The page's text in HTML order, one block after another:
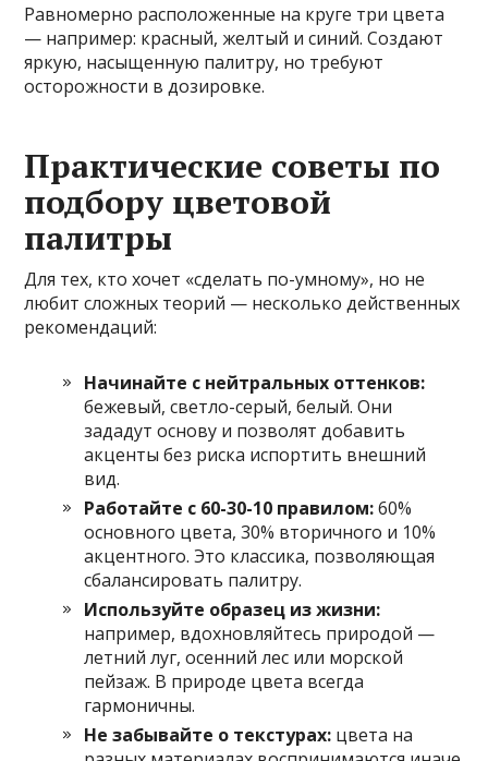
Равномерно расположенные на круге три цвета
— например: красный, желтый и синий. Создают
яркую, насыщенную палитру, но требуют
осторожности в дозировке.
Практические советы по
подбору цветовой
палитры
Для тех, кто хочет «сделать по-умному», но не
любит сложных теорий — несколько действенных
рекомендаций:
Начинайте с нейтральных оттенков:
бежевый, светло-серый, белый. Они
зададут основу и позволят добавить
акценты без риска испортить внешний
вид.
Работайте с 60-30-10 правилом:60%
основного цвета, 30% вторичного и 10%
акцентного. Это классика, позволяющая
сбалансировать палитру.
Используйте образец из жизни:
например, вдохновляйтесь природой —
летний луг, осенний лес или морской
пейзаж. В природе цвета всегда
гармоничны.
Не забывайте о текстурах: цвета на